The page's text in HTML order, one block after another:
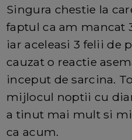
Singura chestie la
faptul ca am mancat
iar aceleasi 3 felii de
cauzat o reactie
inceput de sarcina.
mijlocul noptii cu
a tinut mai mult si
ca acum.